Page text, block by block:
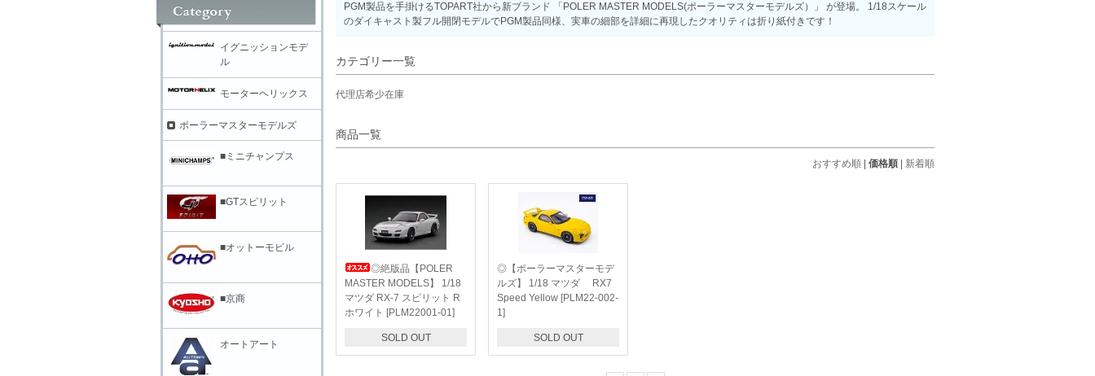
PGM製品を手掛けるTOPART社から新ブランド 「POLER MASTER MODELS(ポーラーマスターモデルズ）」 が登場。 1/18スケール
のダイキャスト製フル開閉モデルでPGM製品同様、実車の細部を詳細に再現したクオリティは折り紙付きです！
カテゴリー一覧
代理店希少在庫
商品一覧
おすすめ順 価格順 新着順
◎絶版品【POLER
MASTER MODELS】 1/18
マツダ RX-7 スピリット R
ホワイト [PLM22001-01]
SOLD OUT
◎【ポーラーマスターモデ
ルズ】 1/18 マツダ RX7
Speed Yellow [PLM22-002-
1]
SOLD OUT
イグニッションモデ
ル
モーターヘリックス
ポーラーマスターモデルズ
■ミニチャンプス
■GTスピリット
■オットーモビル
■京商
オートアート